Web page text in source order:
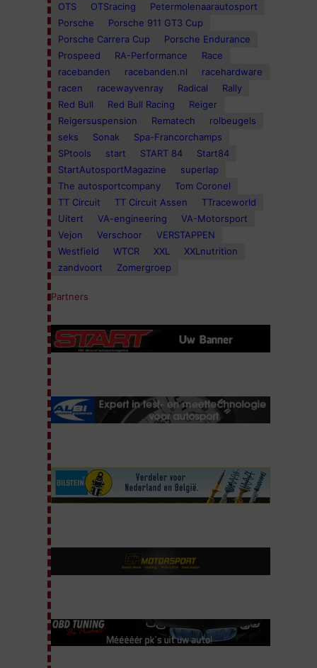
OTS
OTSracing
Petermolenaarautosport
Porsche
Porsche 911 GT3 Cup
Porsche Carrera Cup
Porsche Endurance
Prospeed
RA-Performance
Race
racebanden
racebanden.nl
racehardware
racen
racewayvenray Radical
Rally
Red Bull
Red Bull Racing
Reiger
Reigersuspension
Rematech
rolbeugels
seks
Sonak
Spa-Francorchamps
SPtools
start START 84
Start84
StartAutosportMagazine
superlap
The autosportcompany
Tom Coronel
TT Circuit
TT Circuit Assen
TTraceworld
Uitert
VA-engineering
VA-Motorsport
Vejon
Verschoor
VERSTAPPEN
Westfield
WTCR XXL
XXLnutrition
zandvoort
Zomergroep
Partners